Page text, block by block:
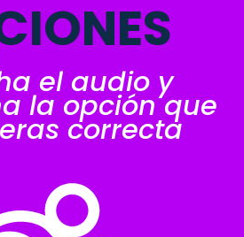
el audio y
la opción que
correcta